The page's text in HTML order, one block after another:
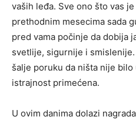
vaših leđa. Sve ono što vas
prethodnim mesecima sada
pred vama počinje da dobija
svetlije, sigurnije i
šalje poruku da ništa nije bilo
istrajnost primećena.
U ovim danima dolazi